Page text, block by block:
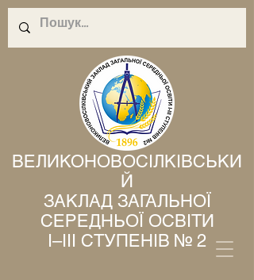
ВЕЛИКОНОВОСІЛКІВСЬКИ
Й
ЗАКЛАД ЗАГАЛЬНОЇ
СЕРЕДНЬОЇ ОСВІТИ
І–ІІІ СТУПЕНІВ № 2